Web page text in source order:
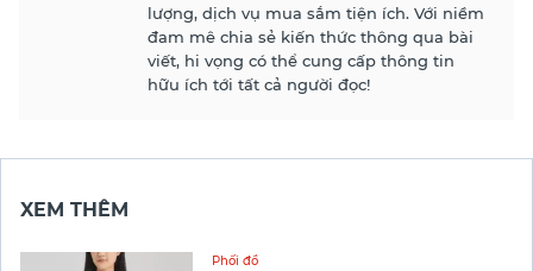
lượng, dịch vụ mua sắm tiện ích. Với niềm
đam mê chia sẻ kiến thức thông qua bài
viết, hi vọng có thể cung cấp thông tin
hữu ích tới tất cả người đọc!
XEM THÊM
Phối đồ